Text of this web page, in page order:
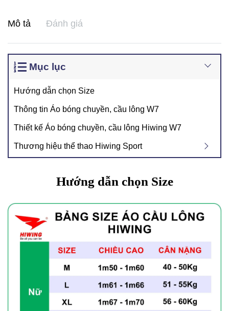
Mô tả Đánh giá
Mục lục
Hướng dẫn chọn Size
Thông tin Áo bóng chuyền, cầu lông W7
Thiết kế Áo bóng chuyền, cầu lông Hiwing W7
Thương hiệu thể thao Hiwing Sport
Hướng dẫn chọn Size